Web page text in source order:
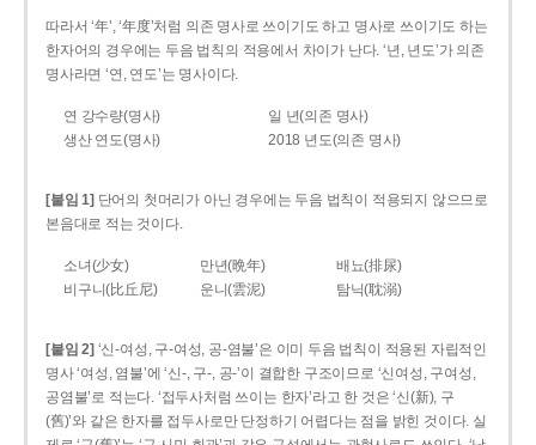
따라서 ‘年’, ‘年度’처럼 의존 명사로 쓰이기도 하고 명사로 쓰이기도 하는
한자어의 경우에는 두음 법칙의 적용에서 차이가 난다. ‘년, 년도’가 의존
명사라면 ‘연, 연도’는 명사이다.
연 강수량(명사)
일 년(의존 명사)
생산 연도(명사)
2018 년도(의존 명사)
[붙임 1] 단어의 첫머리가 아닌 경우에는 두음 법칙이 적용되지 않으므로
본음대로 적는 것이다.
소녀(少女) 만년(晩年)
배뇨(排尿)
비구니(比丘尼)
운니(雲泥) 탐닉(耽溺)
[붙임 2] ‘신-여성, 구-여성, 공-염불’은 이미 두음 법칙이 적용된 자립적인
명사 ‘여성, 염불’에 ‘신-, 구-, 공-’이 결합한 구조이므로 ‘신여성, 구여성,
공염불’로 적는다. ‘접두사처럼 쓰이는 한자’라고 한 것은 ‘신(新), 구
(舊)’와 같은 한자를 접두사로만 단정하기 어렵다는 점을 밝힌 것이다. 실